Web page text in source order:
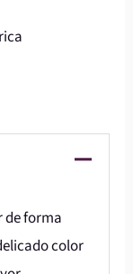
de forma
color